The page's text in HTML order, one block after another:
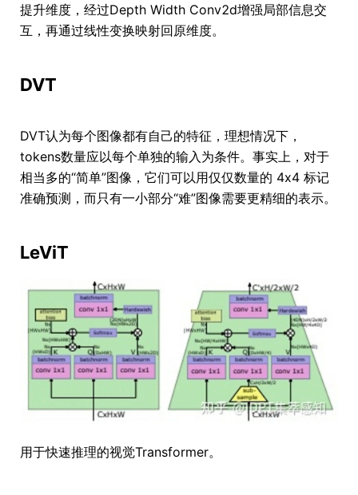
提升维度，经过Depth Width Conv2d增强局部信息交
互，再通过线性变换映射回原维度。
DVT
DVT认为每个图像都有自己的特征，理想情况下，
tokens数量应以每个单独的输入为条件。事实上，对于
相当多的“简单”图像，它们可以用仅仅数量的 4x4 标记
准确预测，而只有一小部分“难”图像需要更精细的表示。
LeViT
用于快速推理的视觉Transformer。